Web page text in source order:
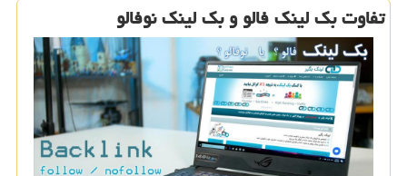
تفاوت بك لینك فالو و بك لینك نوفالو